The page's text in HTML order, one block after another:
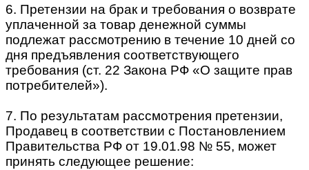
6. Претензии на брак и требования о возврате
уплаченной за товар денежной суммы
подлежат рассмотрению в течение 10 дней со
дня предъявления соответствующего
требования (ст. 22 Закона РФ «О защите прав
потребителей»).
7. По результатам рассмотрения претензии,
Продавец в соответствии с Постановлением
Правительства РФ от 19.01.98 № 55, может
принять следующее решение: